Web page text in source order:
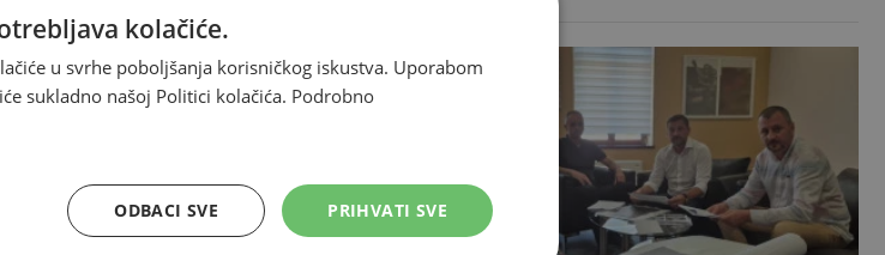
Grada Mostara. Na sjednici
Marinka Boras, Ivan Šunjić i
kako je godinama
i HRS kao političku stranku.
kolačiće.
u svrhe poboljšanja korisničkog iskustva. Uporabom
sukladno našoj Politici kolačića. Podrobno
PRIHVATI SVE
ODBACI SVE